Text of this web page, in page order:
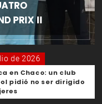
PRIX II
de 2026
en Chaco: un club
pidió no ser dirigido